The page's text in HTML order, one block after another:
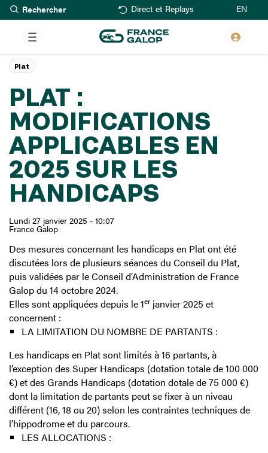
Aller
au
contenu
principal
Rechercher Direct et Replays EN
PLAT :
MODIFICATIONS
APPLICABLES EN
2025 SUR LES
HANDICAPS
Lundi 27 janvier 2025 - 10:07
France Galop
Plat
Des mesures concernant les handicaps en Plat ont été
discutées lors de plusieurs séances du Conseil du Plat,
puis validées par le Conseil d’Administration de France
Galop du 14 octobre 2024.
Elles sont appliquées depuis le 1er janvier 2025 et
concernent :
LA LIMITATION DU NOMBRE DE PARTANTS :
Les handicaps en Plat sont limités à 16 partants, à
l’exception des Super Handicaps (dotation totale de 100 000
€) et des Grands Handicaps (dotation dotale de 75 000 €)
dont la limitation de partants peut se fixer à un niveau
différent (16, 18 ou 20) selon les contraintes techniques de
l’hippodrome et du parcours.
LES ALLOCATIONS :